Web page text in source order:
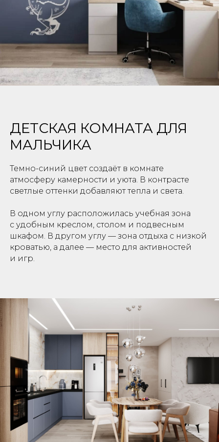
ДЕТСКАЯ КОМНАТА ДЛЯ
МАЛЬЧИКА
Темно-синий цвет создаёт в комнате
атмосферу камерности и уюта. В контрасте
светлые оттенки добавляют тепла и света.
В одном углу расположилась учебная зона
с удобным креслом, столом и подвесным
шкафом. В другом углу — зона отдыха с низкой
кроватью, а далее — место для активностей
и игр.